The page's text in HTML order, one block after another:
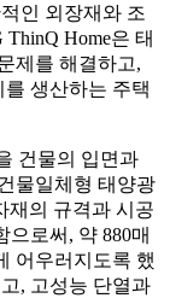
인 외장재와 조
Home은 태
제를 해결하고,
생산하는 주택
건물의 입면과
물일체형 태양광
재의 규격과 시공
로써, 약 880매
어우러지도록 했
, 고성능 단열과